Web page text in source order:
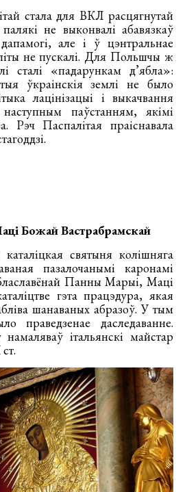
стала для ВКЛ расцягнутай
не выконвалі абавязкаў
але і ў цэнтральнае
не пускалі. Для Польшчы ж
сталі «падарункам д’ябла»:
ўкраінскія землі не было
лацінізацыі і выкачвання
паўстанням, якімі
Рэч Паспалітая праіснавала
Божай Вастрабрамскай
святыня колішняга
пазалочанымі каронамі
Панны Марыі, Маці
гэта працэдура, якая
шанаваных абразоў. У тым
праведзенае даследаванне.
італьянскі майстар